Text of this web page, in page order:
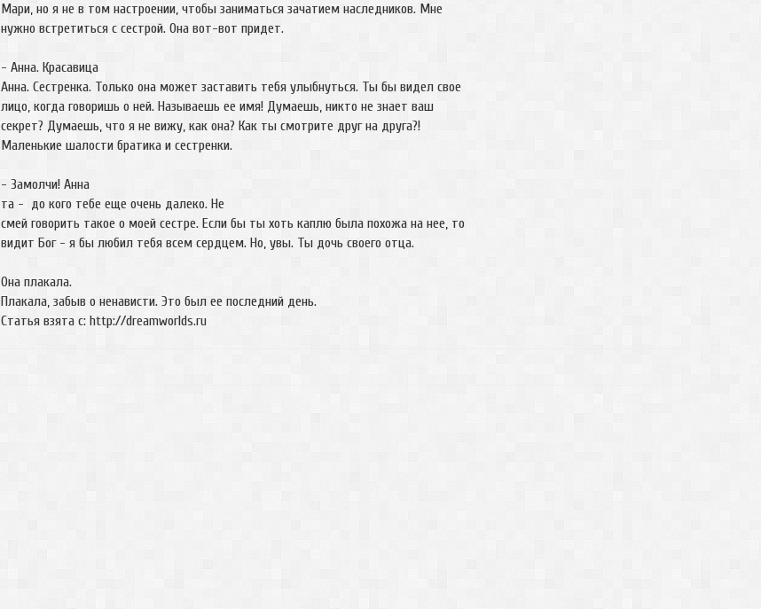
Мари, но я не в том настроении, чтобы заниматься зачатием наследников. Мне
нужно встретиться с сестрой. Она вот-вот придет.
- Анна. Красавица
Анна. Сестренка. Только она может заставить тебя улыбнуться. Ты бы видел свое
лицо, когда говоришь о ней. Называешь ее имя! Думаешь, никто не знает ваш
секрет? Думаешь, что я не вижу, как она? Как ты смотрите друг на друга?!
Маленькие шалости братика и сестренки.
- Замолчи! Анна
та - до кого тебе еще очень далеко. Не
смей говорить такое о моей сестре. Если бы ты хоть каплю была похожа на нее, то
видит Бог - я бы любил тебя всем сердцем. Но, увы. Ты дочь своего отца.
Она плакала.
Плакала, забыв о ненависти. Это был ее последний день.
Статья взята с: http://dreamworlds.ru